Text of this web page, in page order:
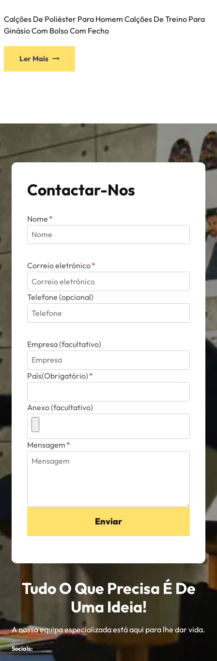
Calções De Poliéster Para Homem Calções De Treino Para
Ginásio Com Bolso Com Fecho
Ler Mais
Contactar-Nos
Nome *
Correio eletrónico*
Telefone (opcional)
Empresa (facultativo)
País(Obrigatório) *
Anexo (facultativo)
Mensagem *
Enviar
Tudo O Que Precisa É De
Uma Ideia!
A nossa equipa especializada está aqui para lhe dar vida.
Socials: